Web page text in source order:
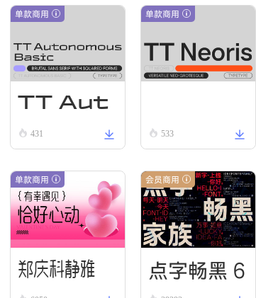
单款商用
TT Aut
onomo
us Reg
ular
431
单款商用
533
单款商用
郑庆科静雅
会员商用
点字畅黑 6